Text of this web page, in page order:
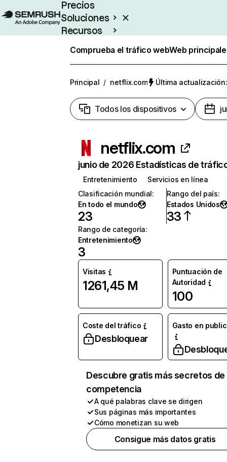
Precios
Soluciones
Recursos
Comprueba el tráfico webWeb
Principal / netflix.com Última
Todos los dispositivos
netflix.com
junio de 2026 Estadísticas de
Entretenimiento
Servicios en línea
Clasificación mundial:
En todo el mundo
23
Rango del país:
Estados Unidos
33
Rango de categoría:
Entretenimiento
3
Visitas
1261,45 M
Puntuación de
Autoridad
100
Coste del tráfico
Desbloquear
Gasto en
Descubre gratis más secretos de
competencia
A qué palabras clave se dirigen
Sus páginas más importantes
Cómo monetizan su web
Consigue más datos gratis